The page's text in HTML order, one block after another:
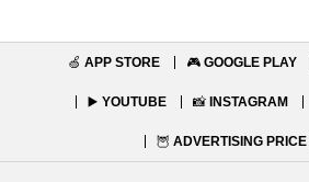
🍏 APP STORE 🎮 GOOGLE PLAY
▶️ YOUTUBE 📸 INSTAGRAM
🦉 ADVERTISING PRICE